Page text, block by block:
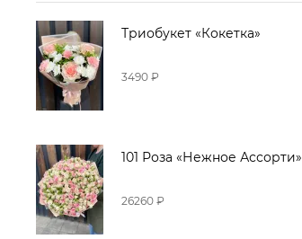
Триобукет «Кокетка»
3490 ₽
101 Роза «Нежное Ассорти»
26260 ₽